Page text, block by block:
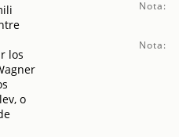
los
o
Nota:
Nota: